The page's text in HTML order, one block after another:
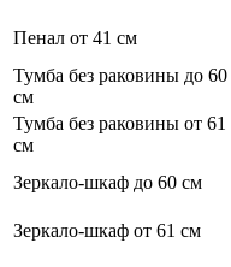
Пенал от 41 см
Тумба без раковины до 60
см
Тумба без раковины от 61
см
Зеркало-шкаф до 60 см
Зеркало-шкаф от 61 см